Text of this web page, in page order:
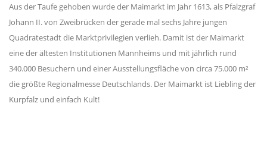
Aus der Taufe gehoben wurde der Maimarkt im Jahr 1613, als Pfalzgraf
Johann II. von Zweibrücken der gerade mal sechs Jahre jungen
Quadratestadt die Marktprivilegien verlieh. Damit ist der Maimarkt
eine der ältesten Institutionen Mannheims und mit jährlich rund
340.000 Besuchern und einer Ausstellungsfläche von circa 75.000 m²
die größte Regionalmesse Deutschlands. Der Maimarkt ist Liebling der
Kurpfalz und einfach Kult!